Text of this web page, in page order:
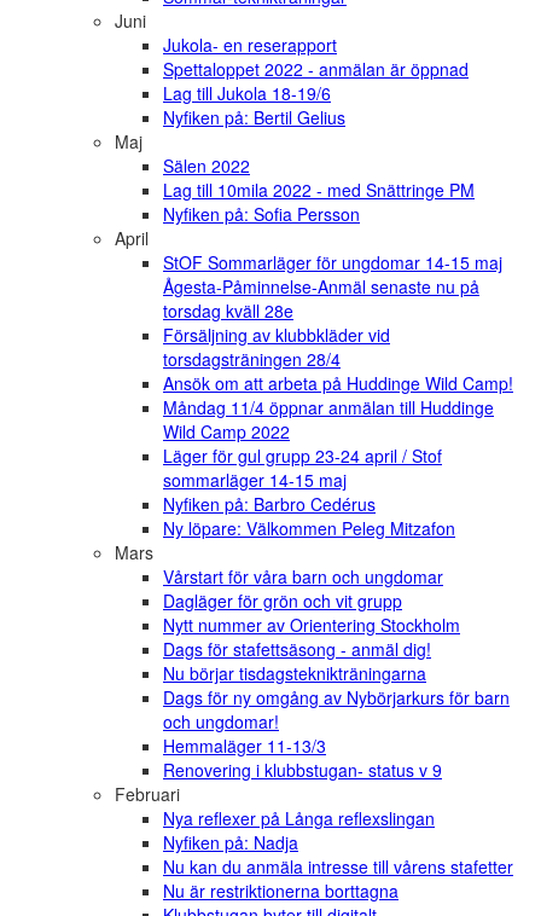
Juni
Jukola- en reserapport
Spettaloppet 2022 - anmälan är öppnad
Lag till Jukola 18-19/6
Nyfiken på: Bertil Gelius
Maj
Sälen 2022
Lag till 10mila 2022 - med Snättringe PM
Nyfiken på: Sofia Persson
April
StOF Sommarläger för ungdomar 14-15 maj
Ågesta-Påminnelse-Anmäl senaste nu på
torsdag kväll 28e
Försäljning av klubbkläder vid
torsdagsträningen 28/4
Ansök om att arbeta på Huddinge Wild Camp!
Måndag 11/4 öppnar anmälan till Huddinge
Wild Camp 2022
Läger för gul grupp 23-24 april / Stof
sommarläger 14-15 maj
Nyfiken på: Barbro Cedérus
Ny löpare: Välkommen Peleg Mitzafon
Mars
Vårstart för våra barn och ungdomar
Dagläger för grön och vit grupp
Nytt nummer av Orientering Stockholm
Dags för stafettsäsong - anmäl dig!
Nu börjar tisdagsteknikträningarna
Dags för ny omgång av Nybörjarkurs för barn
och ungdomar!
Hemmaläger 11-13/3
Renovering i klubbstugan- status v 9
Februari
Nya reflexer på Långa reflexslingan
Nyfiken på: Nadja
Nu kan du anmäla intresse till vårens stafetter
Nu är restriktionerna borttagna